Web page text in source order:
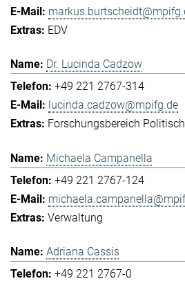
EDV
Dr. Lucinda Cadzow
+49 221 2767-314
lucinda.cadzow@mpifg.de
Forschungsbereich
Michaela Campanella
+49 221 2767-124
Verwaltung
Adriana Cassis
+49 221 2767-0